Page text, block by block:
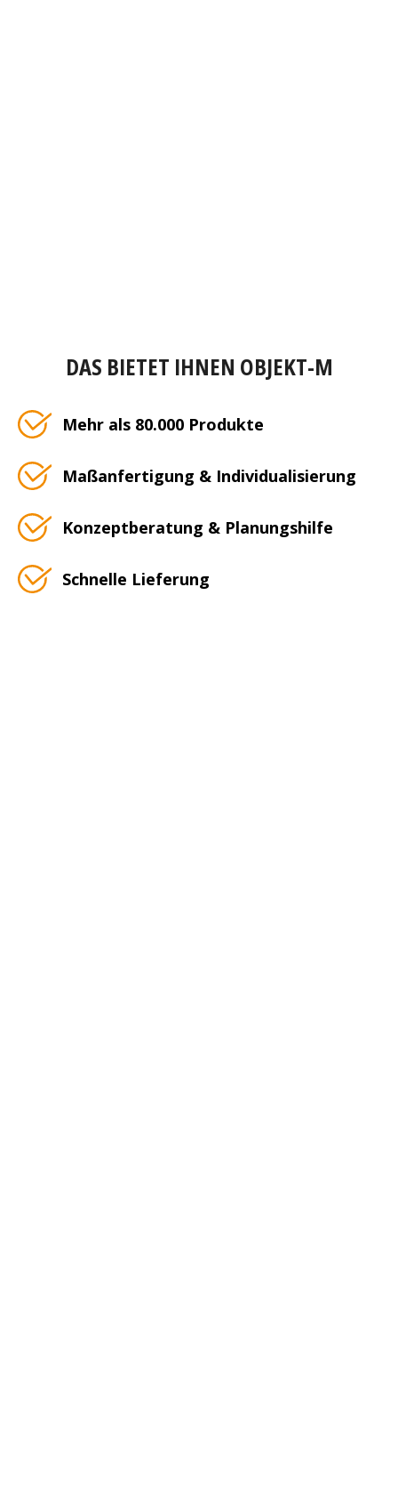
DAS BIETET IHNEN OBJEKT-M
Mehr als 80.000 Produkte
Maßanfertigung & Individualisierung
Konzeptberatung & Planungshilfe
Schnelle Lieferung